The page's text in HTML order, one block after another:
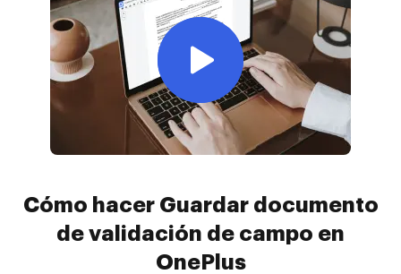
Cómo hacer Guardar documento
de validación de campo en
OnePlus